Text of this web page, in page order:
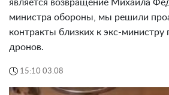
является возвращение Михаила
министра обороны, мы решили
контракты близких к экс-министру
дронов.
15:10 03.08